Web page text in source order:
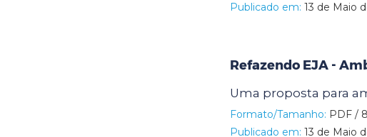
Publicado em: 13 de Maio
Refazendo EJA -
Uma proposta para
Formato/Tamanho: PDF /
Publicado em: 13 de Maio